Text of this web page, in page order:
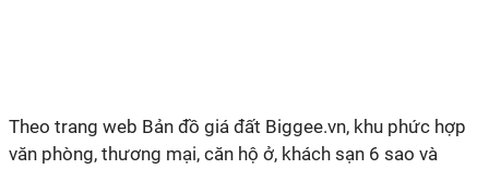
Theo trang web Bản đồ giá đất Biggee.vn, khu phức hợp
văn phòng, thương mại, căn hộ ở, khách sạn 6 sao và